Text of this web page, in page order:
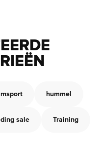
hummel
sale Training